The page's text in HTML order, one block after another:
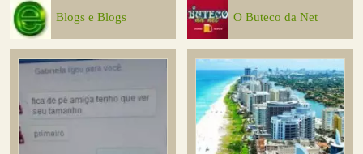
Blogs e Blogs O Buteco da Net